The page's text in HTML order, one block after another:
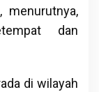
menurutnya,
dan
di wilayah